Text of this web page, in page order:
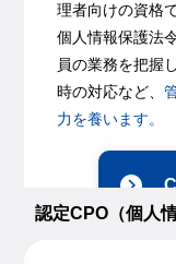
理者向けの資格で
個人情報保護法
員の業務を把握
時の対応など、
力を養います。
認定CPO（個人